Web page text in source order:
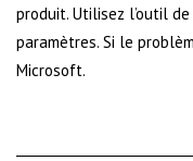
produit. Utilisez l’outil
paramètres. Si le
Microsoft.